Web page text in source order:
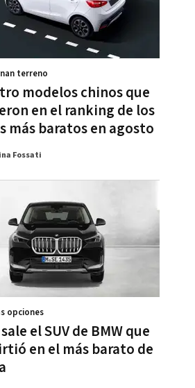
modelos chinos que
en el ranking de los
más baratos en agosto
terreno
Fossati
el SUV de BMW que
en el más barato de
opciones